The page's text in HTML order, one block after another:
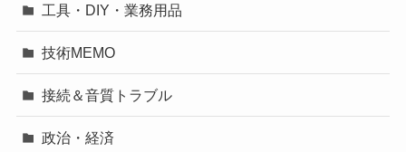
工具・DIY・業務用品
技術MEMO
接続＆音質トラブル
政治・経済